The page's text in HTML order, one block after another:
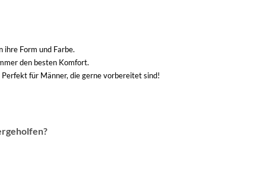
ihre Form und Farbe.
den besten Komfort.
für Männer, die gerne vorbereitet sind!